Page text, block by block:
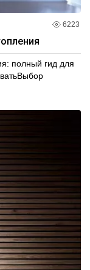
6223
полный гид для